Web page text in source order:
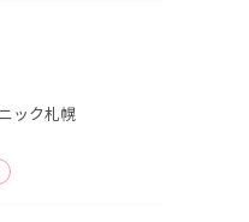
ック札幌